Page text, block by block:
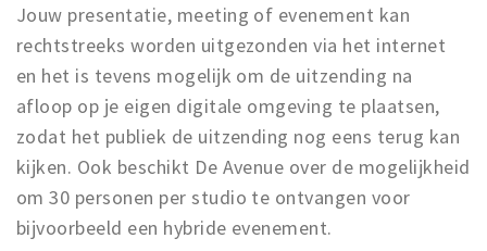
Jouw presentatie, meeting of evenement kan
rechtstreeks worden uitgezonden via het internet
en het is tevens mogelijk om de uitzending na
afloop op je eigen digitale omgeving te plaatsen,
zodat het publiek de uitzending nog eens terug kan
kijken. Ook beschikt De Avenue over de mogelijkheid
om 30 personen per studio te ontvangen voor
bijvoorbeeld een hybride evenement.